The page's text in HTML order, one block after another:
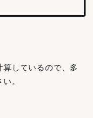
しているので、多
。